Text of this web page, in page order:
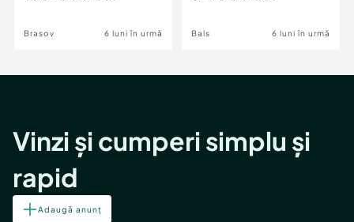
Brasov 6 luni în urmă Bals 6 luni în urmă
Vinzi și cumperi simplu și
rapid
Adaugă anunț